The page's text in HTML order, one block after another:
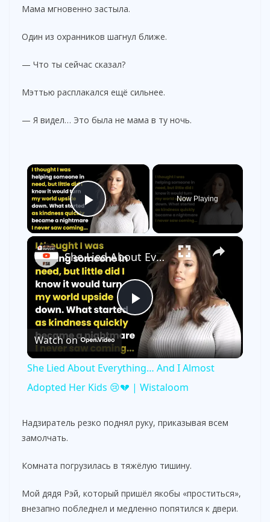
Мама мгновенно застыла.
Один из охранников шагнул ближе.
— Что ты сейчас сказал?
Мэттью расплакался ещё сильнее.
— Я видел… Это была не мама в ту ночь.
×
Play Video
Now Playing
×
P
l
a
y
V
i
She Lied About Everything… And I Almost Adopted Her Kids 😢💔 | Wistaloom
Watch on
She Lied About Everything… And I Almost
Adopted Her Kids 😢💔 | Wistaloom
Надзиратель резко поднял руку, приказывая всем
замолчать.
Комната погрузилась в тяжёлую тишину.
Мой дядя Рэй, который пришёл якобы «проститься»,
внезапно побледнел и медленно попятился к двери.